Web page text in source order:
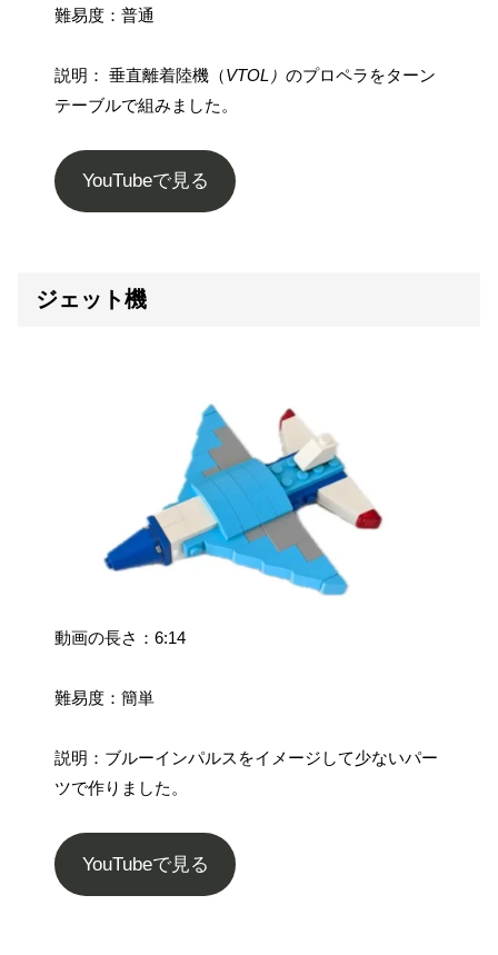
難易度：普通
説明： 垂直離着陸機（VTOL）のプロペラをターン
テーブルで組みました。
YouTubeで見る
ジェット機
動画の長さ：6:14
難易度：簡単
説明：ブルーインパルスをイメージして少ないパー
ツで作りました。
YouTubeで見る